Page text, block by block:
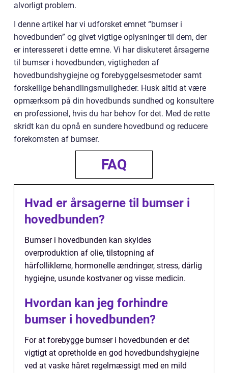
alvorligt problem.
I denne artikel har vi udforsket emnet “bumser i
hovedbunden” og givet vigtige oplysninger til dem, der
er interesseret i dette emne. Vi har diskuteret årsagerne
til bumser i hovedbunden, vigtigheden af
hovedbundshygiejne og forebyggelsesmetoder samt
forskellige behandlingsmuligheder. Husk altid at være
opmærksom på din hovedbunds sundhed og konsultere
en professionel, hvis du har behov for det. Med de rette
skridt kan du opnå en sundere hovedbund og reducere
forekomsten af bumser.
FAQ
Hvad er årsagerne til bumser i
hovedbunden?
Bumser i hovedbunden kan skyldes
overproduktion af olie, tilstopning af
hårfolliklerne, hormonelle ændringer, stress, dårlig
hygiejne, usunde kostvaner og visse medicin.
Hvordan kan jeg forhindre
bumser i hovedbunden?
For at forebygge bumser i hovedbunden er det
vigtigt at opretholde en god hovedbundshygiejne
ved at vaske håret regelmæssigt med en mild